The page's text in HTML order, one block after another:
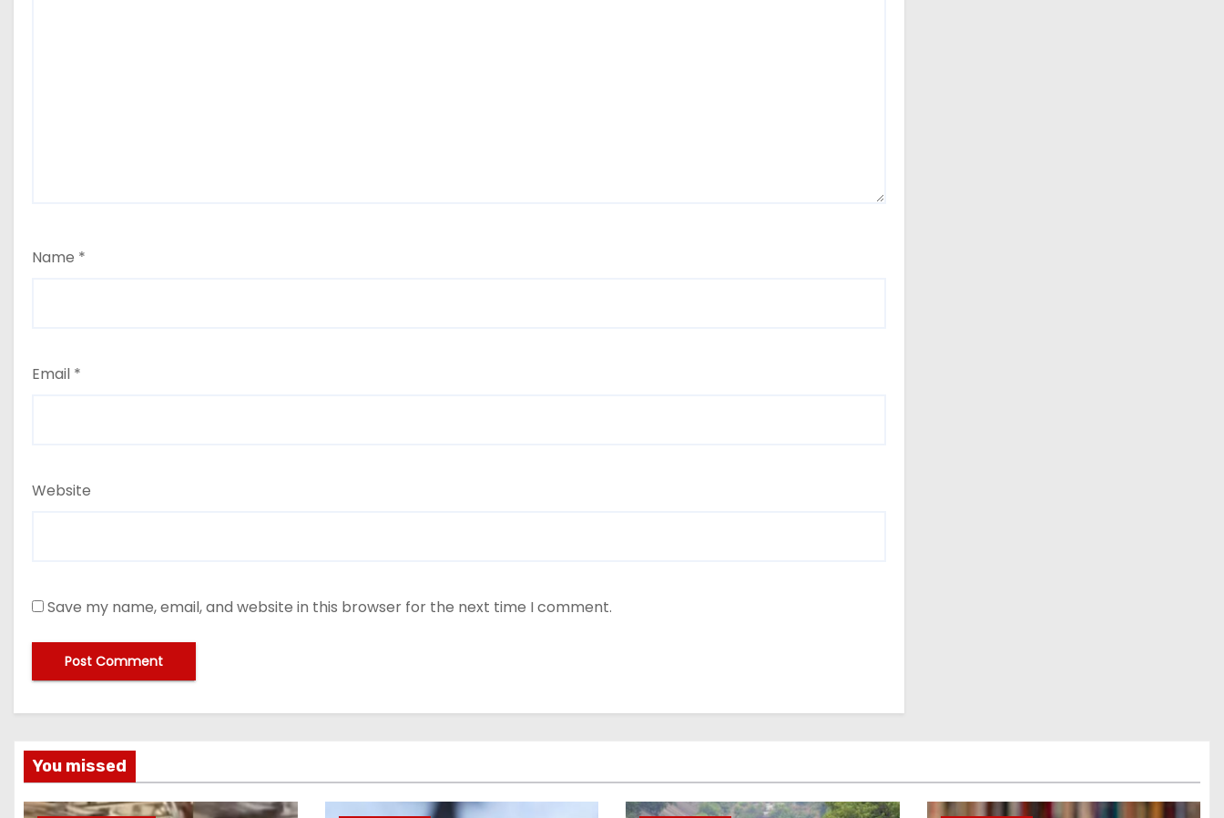
Name *
Email *
Website
Save my name, email, and website in this browser for the next time I comment.
You missed